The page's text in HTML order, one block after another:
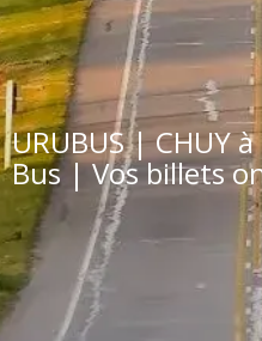
URUBUS | CHUY à
Bus | Vos billets